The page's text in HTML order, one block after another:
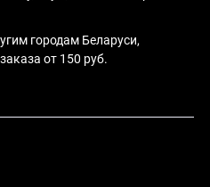
городам Беларуси,
от 150 руб.